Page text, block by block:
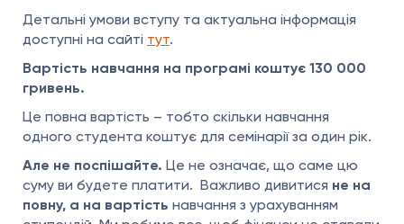
Детальні умови вступу та актуальна інформація
доступні на сайті тут.
Вартість навчання на програмі коштує 130 000
гривень.
Це повна вартість – тобто скільки навчання
одного студента коштує для семінарії за один рік.
Але не поспішайте. Це не означає, що саме цю
суму ви будете платити. Важливо дивитися не на
повну, а на вартість навчання з урахуванням